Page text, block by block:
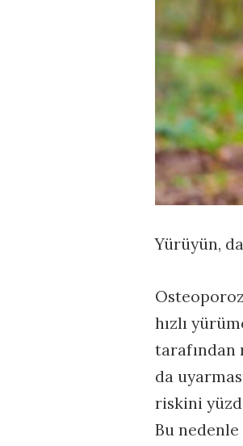
Yürüyün,
hızlı
tarafından
da
riskini
Bu nedenle